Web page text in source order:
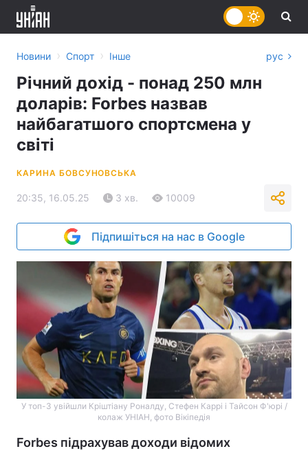
Новини › Спорт › Інше рус
Річний дохід - понад 250 млн
доларів: Forbes назвав
найбагатшого спортсмена у
світі
КАРИНА БОВСУНОВСЬКА
20:35, 16.05.25 3 хв. 10009
Підпишіться на нас в Google
У топ-3 увійшли Кріштіану Роналду, Стефен Каррі і Тайсон Ф'юрі /
колаж УНІАН, фото Вікіпедія
Forbes підрахував доходи відомих